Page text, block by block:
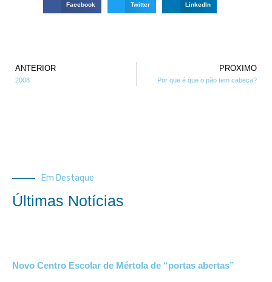
Facebook Twitter LinkedIn
ANTERIOR
2008
PROXIMO
Por que é que o pão tem cabeça?
Em Destaque
Últimas Notícias
Novo Centro Escolar de Mértola de “portas abertas”